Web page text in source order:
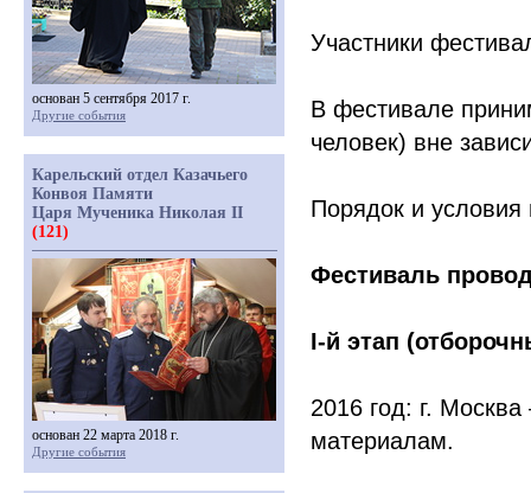
Участники
В фестивале
человек) вне
Порядок и
Фестиваль
I-й этап (
2016 год: г.
материалам.
основан 5 сентября 2017 г.
Другие события
Карельский отдел Казачьего
Конвоя Памяти
Царя Мученика Николая II
(121)
основан 22 марта 2018 г.
Другие события